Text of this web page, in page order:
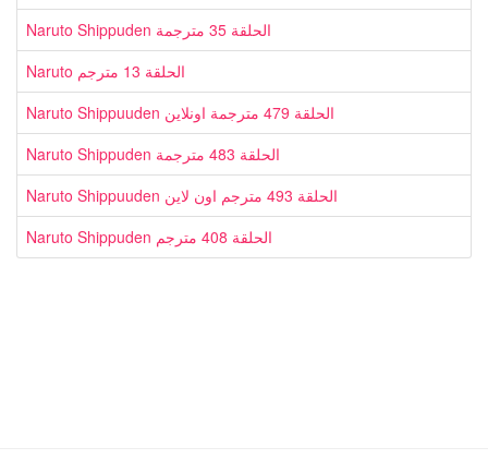
Naruto Shippuden الحلقة 35 مترجمة
Naruto الحلقة 13 مترجم
Naruto Shippuuden الحلقة 479 مترجمة اونلاين
Naruto Shippuden الحلقة 483 مترجمة
Naruto Shippuuden الحلقة 493 مترجم اون لاين
Naruto Shippuden الحلقة 408 مترجم